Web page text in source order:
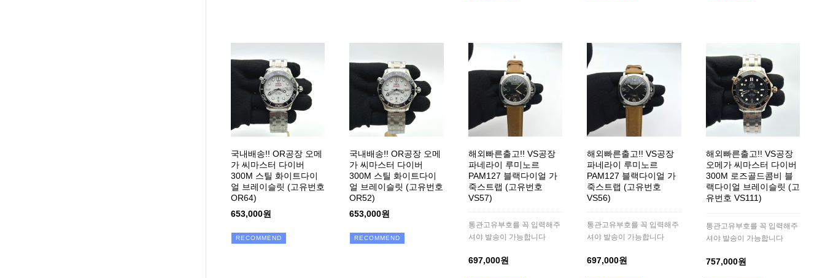
국내배송!! OR공장 오메
가 씨마스터 다이버
300M 스틸 화이트다이
얼 브레이슬릿 (고유번호
OR64)
653,000원
RECOMMEND
국내배송!! OR공장 오메
가 씨마스터 다이버
300M 스틸 화이트다이
얼 브레이슬릿 (고유번호
OR52)
653,000원
RECOMMEND
해외빠른출고!! VS공장
파네라이 루미노르
PAM127 블랙다이얼 가
죽스트랩 (고유번호
VS57)
통관고유부호를 꼭 입력해주
셔야 발송이 가능합니다
697,000원
해외빠른출고!! VS공장
파네라이 루미노르
PAM127 블랙다이얼 가
죽스트랩 (고유번호
VS56)
통관고유부호를 꼭 입력해주
셔야 발송이 가능합니다
697,000원
해외빠른출고!! VS공장
오메가 씨마스터 다이버
300M 로즈골드콤비 블
랙다이얼 브레이슬릿 (고
유번호 VS111)
통관고유부호를 꼭 입력해주
셔야 발송이 가능합니다
757,000원